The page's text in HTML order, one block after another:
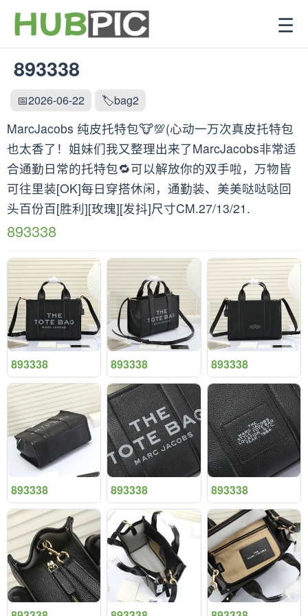
☰
893338
📅2026-06-22 🏷️bag2
MarcJacobs 纯皮托特包🐮💯(心动一万次真皮托特包
也太香了！姐妹们我又整理出来了MarcJacobs非常适
合通勤日常的托特包🔁可以解放你的双手啦，万物皆
可往里装[OK]每日穿搭休闲，通勤装、美美哒哒哒回
头百份百[胜利][玫瑰][发抖]尺寸CM.27/13/21.
893338
893338 893338 893338
893338 893338 893338